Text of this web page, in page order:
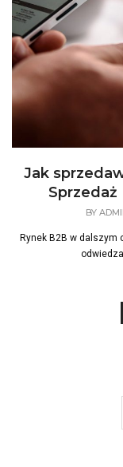
Jak
Sprzedaż
BY
Rynek B2B w